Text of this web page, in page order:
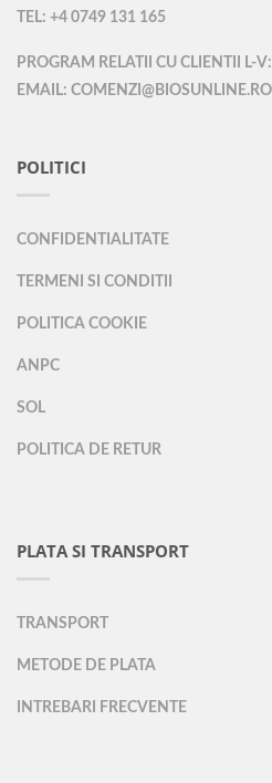
TEL: +4 0749 131 165
PROGRAM RELATII CU CLIENTII L-
EMAIL: COMENZI@BIOSUNLINE.RO
POLITICI
CONFIDENTIALITATE
TERMENI SI CONDITII
POLITICA COOKIE
ANPC
SOL
POLITICA DE RETUR
PLATA SI TRANSPORT
TRANSPORT
METODE DE PLATA
INTREBARI FRECVENTE